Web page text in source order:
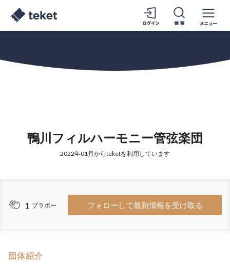
鴨川フィルハーモニー管弦楽団
2022年01月からteketを利用しています
1 ブラボー フォローして最新情報を受け取る
団体紹介